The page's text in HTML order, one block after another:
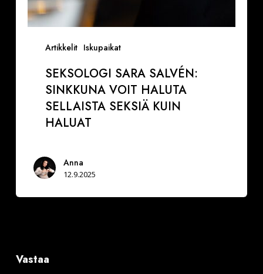
Artikkelit Iskupaikat
SEKSOLOGI SARA SALVÉN:
SINKKUNA VOIT HALUTA
SELLAISTA SEKSIÄ KUIN
HALUAT
Anna
12.9.2025
Vastaa